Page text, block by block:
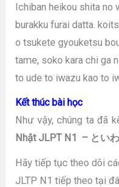
Ichiban heikou shita no
burakku furai datta.
o tsukete gyouketsu
tame, soko kara chi ga
to ude to iwazu kao to
Kết thúc bài học
Như vậy, chúng ta đã
Nhật JLPT N1 – とい
Hãy tiếp tục theo dõi
JLTP N1 tiếp theo tại